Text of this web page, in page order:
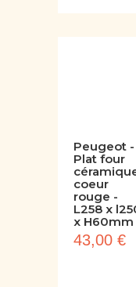
Peugeot -
Plat four
céramique
coeur
rouge -
L258 x l250
x H60mm